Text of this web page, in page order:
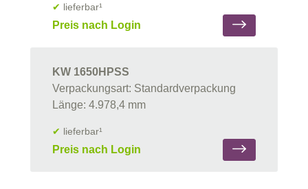
✔ lieferbar¹
Preis nach Login
KW 1650HPSS
Verpackungsart: Standardverpackung
Länge: 4.978,4 mm
✔ lieferbar¹
Preis nach Login